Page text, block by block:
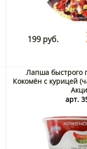
199 руб.
Лапша быстрого
Кокомён с курицей
арт.